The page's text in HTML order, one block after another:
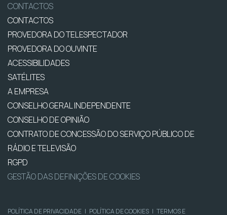
CONTACTOS
CONTACTOS
PROVEDORA DO TELESPECTADOR
PROVEDORA DO OUVINTE
ACESSIBILIDADES
SATÉLITES
A EMPRESA
CONSELHO GERAL INDEPENDENTE
CONSELHO DE OPINIÃO
CONTRATO DE CONCESSÃO DO SERVIÇO PÚBLICO DE
RÁDIO E TELEVISÃO
RGPD
GESTÃO DAS DEFINIÇÕES DE COOKIES
POLÍTICA DE PRIVACIDADE | POLÍTICA DE COOKIES | TERMOS E